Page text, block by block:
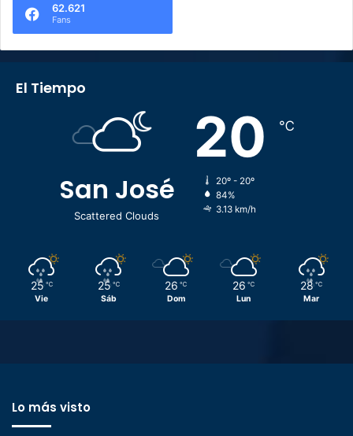
62.621
Fans
El Tiempo
San José
Scattered Clouds
20 ℃
20º - 20º
84%
3.13 km/h
25 ℃
Vie
25 ℃
Sáb
26 ℃
Dom
26 ℃
Lun
28 ℃
Mar
Lo más visto